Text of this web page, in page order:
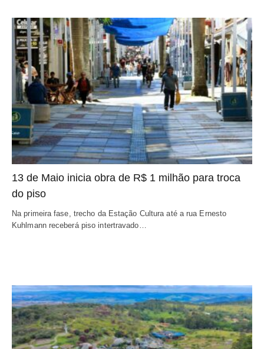
13 de Maio inicia obra de R$ 1 milhão para troca
do piso
Na primeira fase, trecho da Estação Cultura até a rua Ernesto
Kuhlmann receberá piso intertravado…